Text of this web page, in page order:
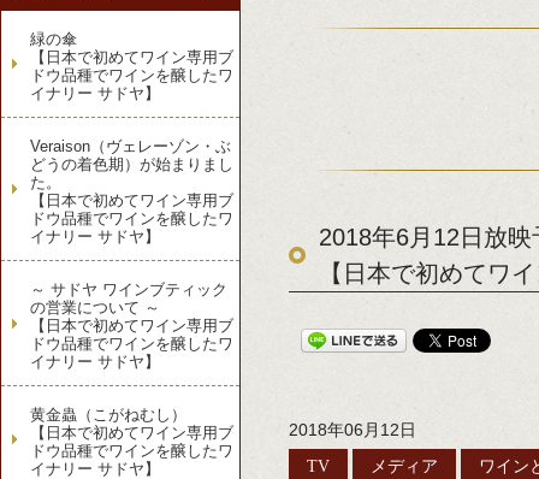
2018年6月12日放
【日本で初めてワ
2018年06月12日
TV メディア ワイン
緑の傘
【日本で初めてワイン専用ブ
ドウ品種でワインを醸したワ
イナリー サドヤ】
Veraison（ヴェレーゾン・ぶ
どうの着色期）が始まりまし
た。
【日本で初めてワイン専用ブ
ドウ品種でワインを醸したワ
イナリー サドヤ】
～ サドヤ ワインブティック
の営業について ～
【日本で初めてワイン専用ブ
ドウ品種でワインを醸したワ
イナリー サドヤ】
黄金蟲（こがねむし）
【日本で初めてワイン専用ブ
ドウ品種でワインを醸したワ
イナリー サドヤ】